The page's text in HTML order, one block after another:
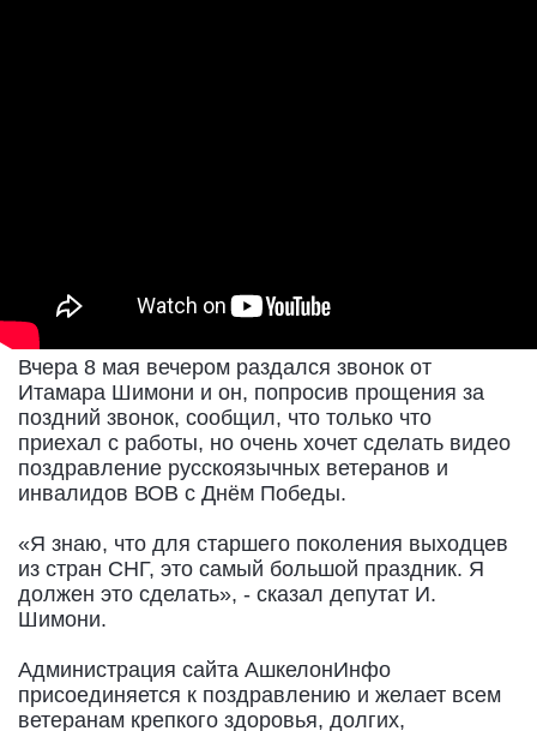
Вчера 8 мая вечером раздался звонок от
Итамара Шимони и он, попросив прощения за
поздний звонок, сообщил, что только что
приехал с работы, но очень хочет сделать видео
поздравление русскоязычных ветеранов и
инвалидов ВОВ с Днём Победы.
«Я знаю, что для старшего поколения выходцев
из стран СНГ, это самый большой праздник. Я
должен это сделать», - сказал депутат И.
Шимони.
Администрация сайта АшкелонИнфо
присоединяется к поздравлению и желает всем
ветеранам крепкого здоровья, долгих,